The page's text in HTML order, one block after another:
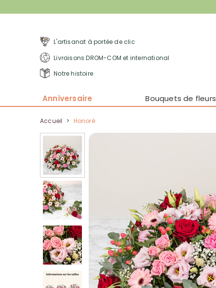
L'artisanat à portée de clic
Livraisons DROM-COM et international
Notre histoire
Anniversaire Bouquets de fleurs
Accueil > Honoré